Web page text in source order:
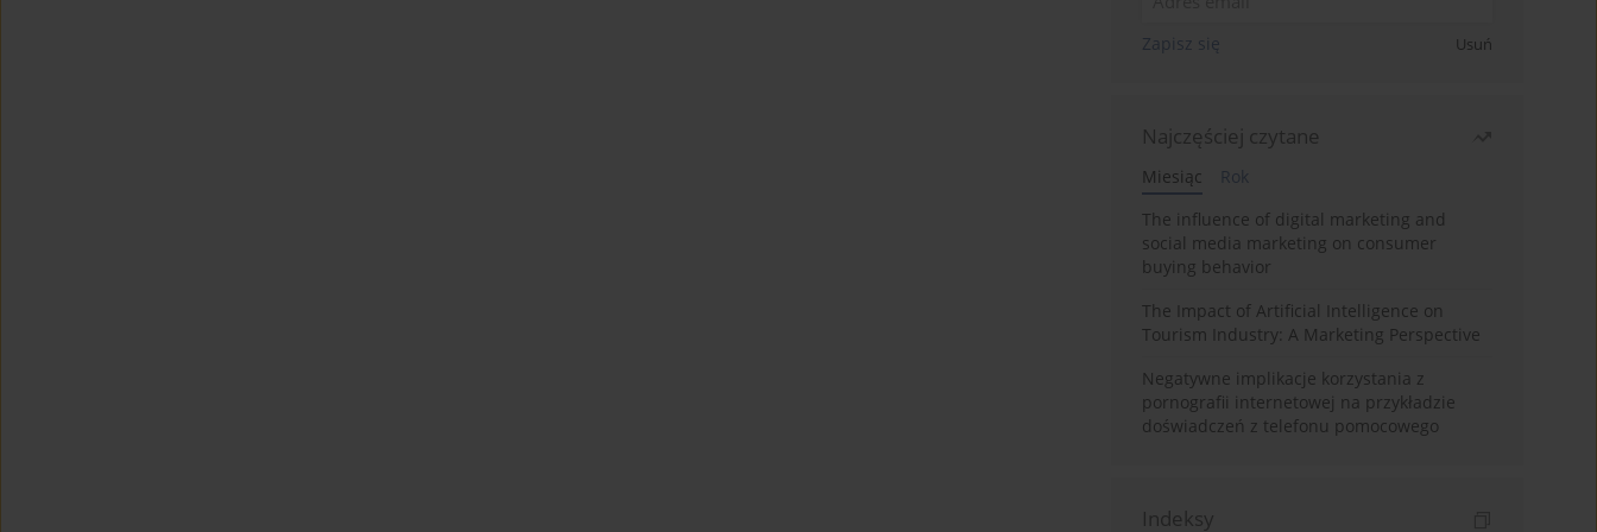
Zapisz się Usuń
Najczęściej czytane
Miesiąc
Rok
The influence of digital marketing and
social media marketing on consumer
buying behavior
The Impact of Artificial Intelligence on
Tourism Industry: A Marketing Perspective
Negatywne implikacje korzystania z
pornografii internetowej na przykładzie
doświadczeń z telefonu pomocowego
Indeksy